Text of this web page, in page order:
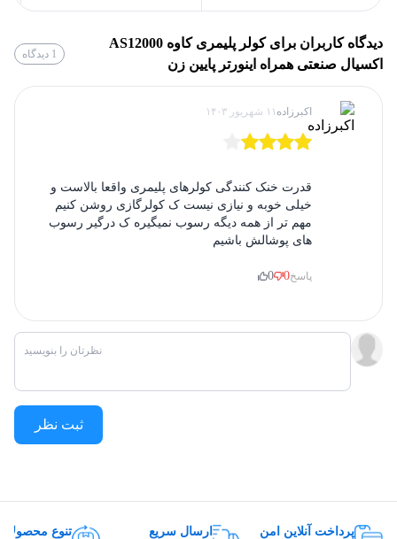
نوع موتور
گارانتی
دیدگاه کاربران برای
کولر پلیمری کاوه AS12000
اکسیال صنعتی همراه اینورتر پایین زن
1 دیدگاه
اکبرزاده ۱۱ شهریور ۱۴۰۳
قدرت خنک کنندگی کولرهای پلیمری واقعا بالاست و
خیلی خوبه و نیازی نیست ک کولرگازی روشن کنیم
مهم تر از همه دیگه رسوب نمیگیره ک درگیر رسوب
های پوشالش باشیم
پاسخ0
0
ثبت نظر
پرداخت آنلاین امن ارسال سریع تنوع